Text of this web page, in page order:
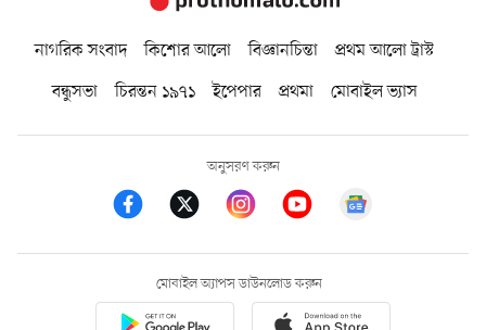
নাগরিক সংবাদ কিশোর আলো বিজ্ঞানচিন্তা
প্রথম আলো ট্রাস্ট
বন্ধুসভা
চিরন্তন ১৯৭১ ইপেপার প্রথমা মোবাইল ভ্যাস
অনুসরণ করুন
মোবাইল অ্যাপস ডাউনলোড করুন